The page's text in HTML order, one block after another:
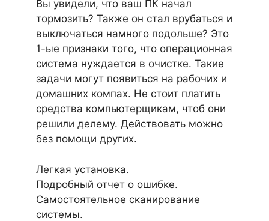
Вы увидели, что ваш ПК начал
тормозить? Также он стал врубаться и
выключаться намного подольше? Это
1-ые признаки того, что операционная
система нуждается в очистке. Такие
задачи могут появиться на рабочих и
домашних компах. Не стоит платить
средства компьютерщикам, чтоб они
решили делему. Действовать можно
без помощи других.
Легкая установка.
Подробный отчет о ошибке.
Самостоятельное сканирование
системы.